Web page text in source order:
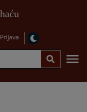
Prijava